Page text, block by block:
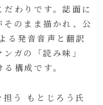
わりです。誌面に
のまま描かれ、公
る発音音声と翻訳
ガの「読み味」
構成です。
う もとじろう氏